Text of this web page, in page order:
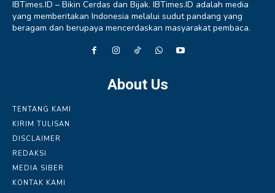
IBTimes.ID – Bikin Cerdas dan Bijak. IBTimes.ID adalah media
yang memberitakan Indonesia melalui sudut pandang yang
beragam dan berupaya mencerdaskan masyarakat pembaca.
About Us
TENTANG KAMI
KIRIM TULISAN
DISCLAIMER
REDAKSI
MEDIA SIBER
KONTAK KAMI